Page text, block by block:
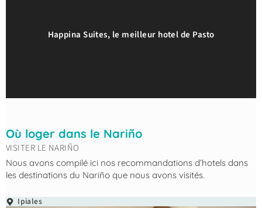
Happina Suites, le meilleur hotel de Pasto
Où loger dans le Nariño
VISITER LE NARIÑO
Nous avons compilé ici nos recommandations d’hotels dans
les destinations du Nariño que nous avons visités.
Ipiales